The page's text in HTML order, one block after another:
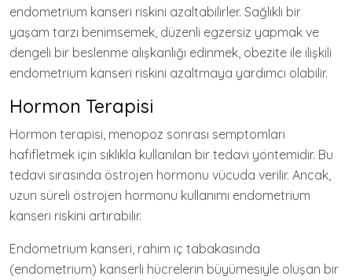
endometrium kanseri riskini azaltabilirler. Sağlıklı bir
yaşam tarzı benimsemek, düzenli egzersiz yapmak ve
dengeli bir beslenme alışkanlığı edinmek, obezite ile ilişkili
endometrium kanseri riskini azaltmaya yardımcı olabilir.
Hormon Terapisi
Hormon terapisi, menopoz sonrası semptomları
hafifletmek için sıklıkla kullanılan bir tedavi yöntemidir. Bu
tedavi sırasında östrojen hormonu vücuda verilir. Ancak,
uzun süreli östrojen hormonu kullanımı endometrium
kanseri riskini artırabilir.
Endometrium kanseri, rahim iç tabakasında
(endometrium) kanserli hücrelerin büyümesiyle oluşan bir